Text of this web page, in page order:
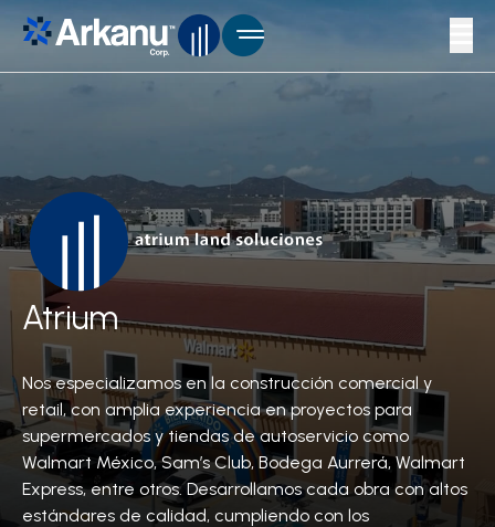
Atrium
Nos especializamos en la construcción comercial y
retail, con amplia experiencia en proyectos para
supermercados y tiendas de autoservicio como
Walmart México, Sam’s Club, Bodega Aurrerá, Walmart
Express, entre otros. Desarrollamos cada obra con altos
estándares de calidad, cumpliendo con los